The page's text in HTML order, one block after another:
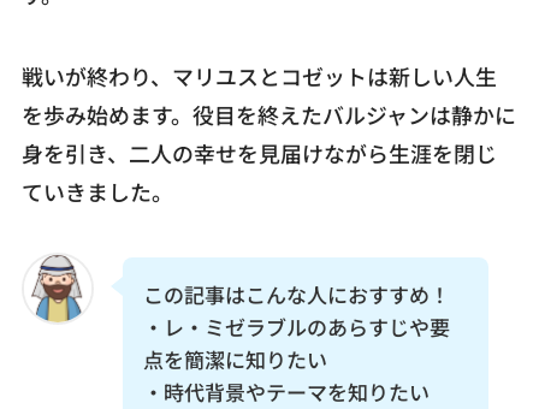
戦いが終わり、マリユスとコゼットは新しい人生
を歩み始めます。役目を終えたバルジャンは静かに
身を引き、二人の幸せを見届けながら生涯を閉じ
ていきました。
この記事はこんな人におすすめ！
・レ・ミゼラブルのあらすじや要
点を簡潔に知りたい
・時代背景やテーマを知りたい